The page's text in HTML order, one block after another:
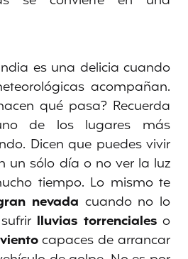
es una delicia cuando
acompañan.
qué pasa? Recuerda
de los lugares más
Dicen que puedes vivir
un sólo día o no ver la luz
tiempo. Lo mismo te
nevada cuando no lo
lluvias torrencialeso
capaces de arrancar